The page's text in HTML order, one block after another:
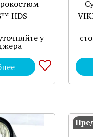
HDS
у